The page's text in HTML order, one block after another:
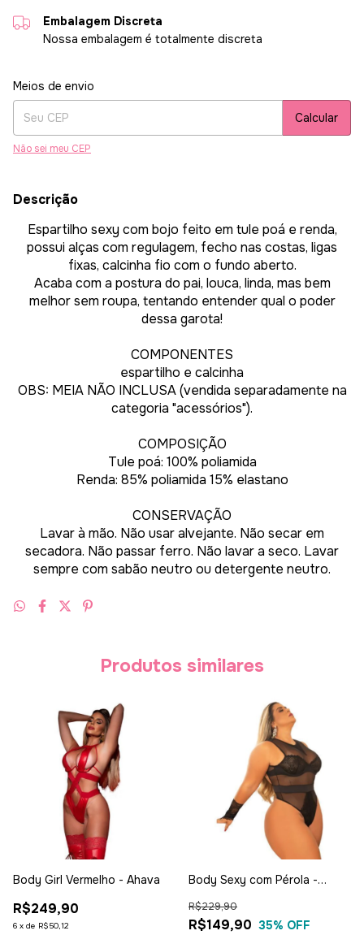
Embalagem Discreta
Nossa embalagem é totalmente discreta
Entregas para o CEP:
Meios de envio
Calcular
Não sei meu CEP
Descrição
Espartilho sexy com bojo feito em tule poá e renda,
possui alças com regulagem, fecho nas costas, ligas
fixas, calcinha fio com o fundo aberto.
Acaba com a postura do pai, louca, linda, mas bem
melhor sem roupa, tentando entender qual o poder
dessa garota!
COMPONENTES
espartilho e calcinha
OBS: MEIA NÃO INCLUSA (vendida separadamente na
categoria "acessórios").
COMPOSIÇÃO
Tule poá: 100% poliamida
Renda: 85% poliamida 15% elastano
CONSERVAÇÃO
Lavar à mão. Não usar alvejante. Não secar em
secadora. Não passar ferro. Não lavar a seco. Lavar
sempre com sabão neutro ou detergente neutro.
Produtos similares
Body Girl Vermelho - Ahava
R$249,90
6 x de R$50,12
Body Sexy com Pérola -
R$149,90
R$229,90
35% OFF